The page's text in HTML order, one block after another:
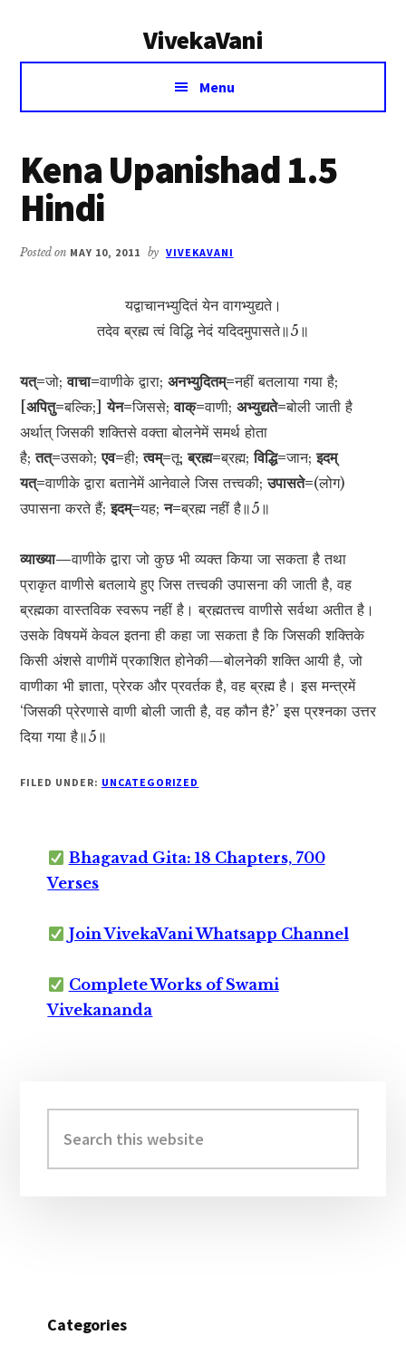
VivekaVani
Voice
Vivekananda
Menu
Kena Upanishad 1.5
Hindi
Posted on MAY 10, 2011 by VIVEKAVANI
यद्वाचानभ्युदितं येन वागभ्युद्यते।
तदेव ब्रह्म त्वं विद्धि नेदं यदिदमुपासते॥5॥
यत्=जो;वाचा=वाणीके द्वारा;अनभ्युदितम्=नहीं बतलाया गया है;
[अपितु=बल्कि;]येन=जिससे;वाक्=वाणी;अभ्युद्यते=बोली जाती है
अर्थात् जिसकी शक्तिसे वक्ता बोलनेमें समर्थ होता
है;तत्=उसको;एव=ही;त्वम्=तू;ब्रह्म=ब्रह्म;विद्धि=जान;इदम्
यत्=वाणीके द्वारा बतानेमें आनेवाले जिस तत्त्वकी;उपासते=(लोग)
उपासना करते हैं;इदम्=यह;न=ब्रह्म नहीं है॥5॥
व्याख्या—वाणीके द्वारा जो कुछ भी व्यक्त किया जा सकता है तथा
प्राकृत वाणीसे बतलाये हुए जिस तत्त्वकी उपासना की जाती है, वह
ब्रह्मका वास्तविक स्वरूप नहीं है। ब्रह्मतत्त्व वाणीसे सर्वथा अतीत है।
उसके विषयमें केवल इतना ही कहा जा सकता है कि जिसकी शक्तिके
किसी अंशसे वाणीमें प्रकाशित होनेकी—बोलनेकी शक्ति आयी है, जो
वाणीका भी ज्ञाता, प्रेरक और प्रवर्तक है, वह ब्रह्म है। इस मन्त्रमें
‘जिसकी प्रेरणासे वाणी बोली जाती है, वह कौन है?’ इस प्रश्नका उत्तर
दिया गया है॥5॥
FILED UNDER: UNCATEGORIZED
Bhagavad Gita: 18 Chapters, 700
Verses
Join VivekaVani Whatsapp Channel
Complete Works of Swami
Vivekananda
Sidebar
this
website
Categories